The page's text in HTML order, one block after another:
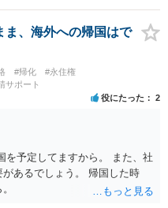
ま、海外への帰国はで
#帰化
#永住権
サポート
役にたった 2
を予定してますから。 また、社
あるでしょう。 帰国した時